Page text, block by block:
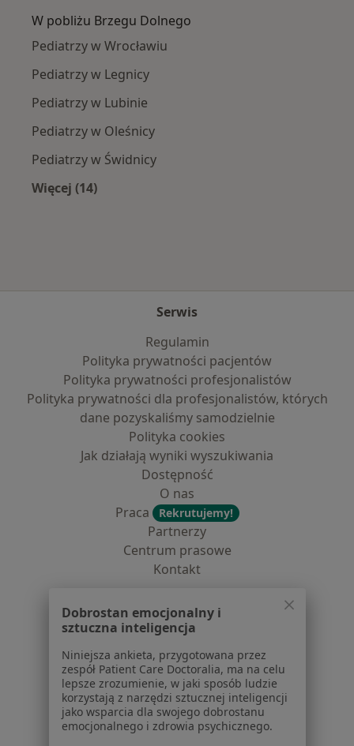
W pobliżu Brzegu Dolnego
Pediatrzy w Wrocławiu
Pediatrzy w Legnicy
Pediatrzy w Lubinie
Pediatrzy w Oleśnicy
Pediatrzy w Świdnicy
Więcej (14)
Serwis
Regulamin
Polityka prywatności pacjentów
Polityka prywatności profesjonalistów
Polityka prywatności dla profesjonalistów, których
dane pozyskaliśmy samodzielnie
Polityka cookies
Jak działają wyniki wyszukiwania
Dostępność
O nas
Praca
Rekrutujemy!
Partnerzy
Centrum prasowe
Kontakt
Lekarze
Placówki medyczne
Pytania i odpowiedzi
Usługi i zabiegi
Choroby
Pomoc
Dobrostan emocjonalny i
sztuczna inteligencja
Niniejsza ankieta, przygotowana przez
zespół Patient Care Doctoralia, ma na celu
lepsze zrozumienie, w jaki sposób ludzie
korzystają z narzędzi sztucznej inteligencji
jako wsparcia dla swojego dobrostanu
emocjonalnego i zdrowia psychicznego.